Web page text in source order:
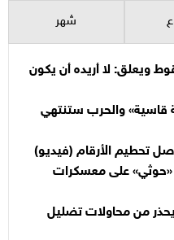
شهر
ويعلق: لا أريده أن يكون
قاسية» والحرب ستنتهي
تحطيم الأرقام (فيديو)
على معسكرات
من محاولات تضليل